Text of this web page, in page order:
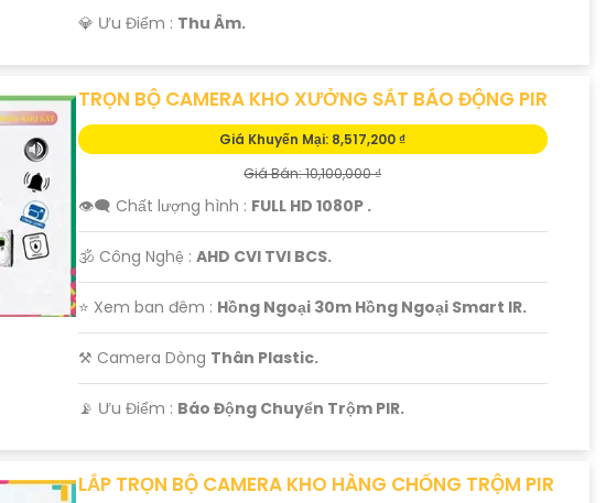
️💎 Ưu Điểm : Thu Âm.
TRỌN BỘ CAMERA KHO XƯỞNG SẮT BÁO ĐỘNG PIR
Giá Khuyến Mại: 8,517,200 ₫
Giá Bán: 10,100,000 ₫
👁️‍🗨 Chất lượng hình : FULL HD 1080P .
🕉️ Công Nghệ : AHD CVI TVI BCS.
⭐ Xem ban đêm : Hồng Ngoại 30m Hồng Ngoại Smart IR.
⚒ Camera Dòng Thân Plastic.
️📡 Ưu Điểm : Báo Động Chuyển Trộm PIR.
LẮP TRỌN BỘ CAMERA KHO HÀNG CHỐNG TRỘM PIR